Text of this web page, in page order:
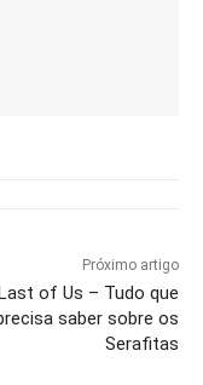
Próximo artigo
of Us – Tudo que
saber sobre os
Serafitas